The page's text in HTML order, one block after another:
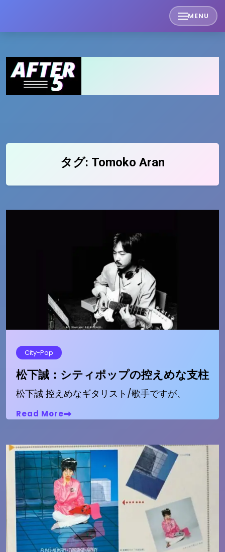
content
MENU
タグ: Tomoko Aran
City-Pop
松下誠：シティポップの控えめな支柱
松下誠 控えめなギタリスト/歌手ですが、
Read More